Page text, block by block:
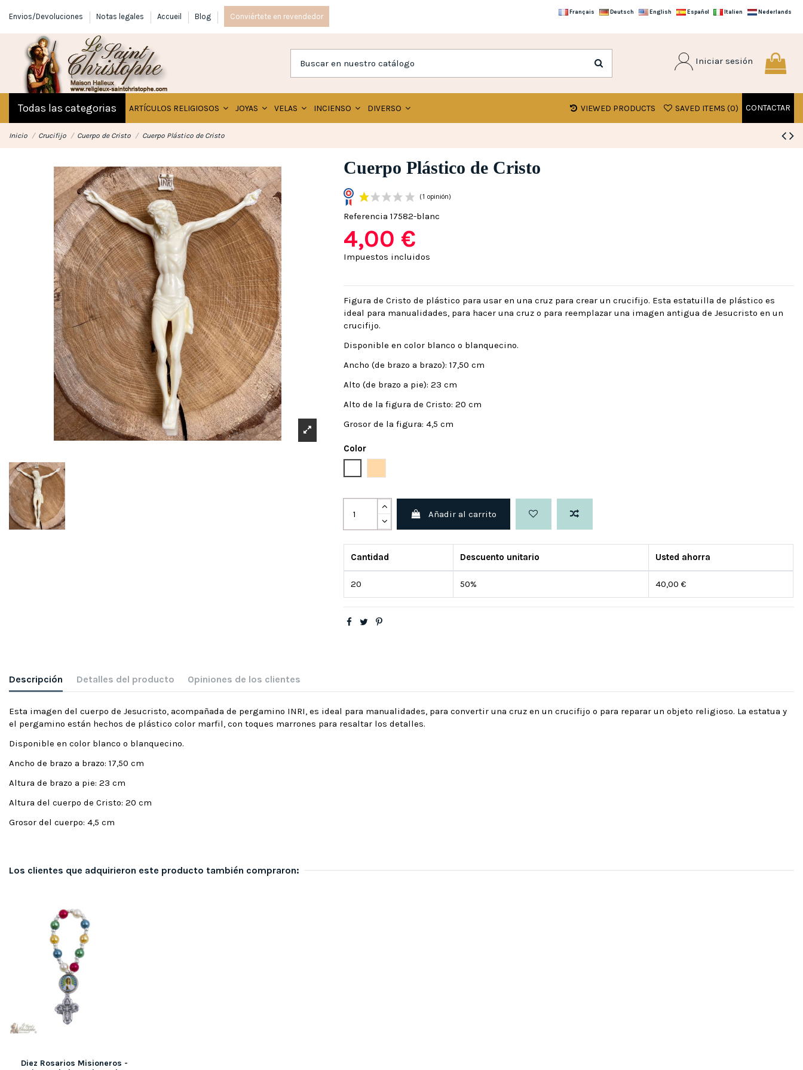
Envios/Devoluciones Notas legales Accueil Blog Conviértete en revendedor
Français Deutsch English Español Italien Nederlands
Iniciar sesión
Todas las categorias ARTÍCULOS RELIGIOSOS JOYAS VELAS INCIENSO DIVERSO CONTACTAR
SAVED ITEMS (0)
VIEWED PRODUCTS
Inicio Crucifijo Cuerpo de Cristo Cuerpo Plástico de Cristo
Cuerpo Plástico de Cristo
Referencia 17582-blanc
4,00 €
Impuestos incluidos
Figura de Cristo de plástico para usar en una cruz para crear un crucifijo. Esta estatuilla de plástico es
ideal para manualidades, para hacer una cruz o para reemplazar una imagen antigua de Jesucristo en un
crucifijo.
Disponible en color blanco o blanquecino.
Ancho (de brazo a brazo): 17,50 cm
Alto (de brazo a pie): 23 cm
Alto de la figura de Cristo: 20 cm
Grosor de la figura: 4,5 cm
Color
Añadir al carrito
Cantidad Descuento unitario Usted ahorra
20 50% 40,00 €
Descripción Detalles del producto Opiniones de los clientes
Esta imagen del cuerpo de Jesucristo, acompañada de pergamino INRI, es ideal para manualidades, para convertir una cruz en un crucifijo o para reparar un objeto religioso. La estatua y
el pergamino están hechos de plástico color marfil, con toques marrones para resaltar los detalles.
Disponible en color blanco o blanquecino.
Ancho de brazo a brazo: 17,50 cm
Altura de brazo a pie: 23 cm
Altura del cuerpo de Cristo: 20 cm
Grosor del cuerpo: 4,5 cm
Los clientes que adquirieron este producto también compraron:
Diez Rosarios Misioneros -